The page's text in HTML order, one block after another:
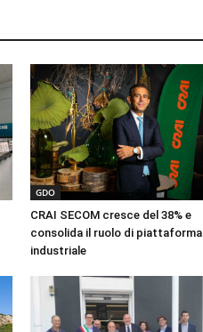
GDO
CRAI SECOM cresce del 38% e
consolida il ruolo di piattaforma
industriale